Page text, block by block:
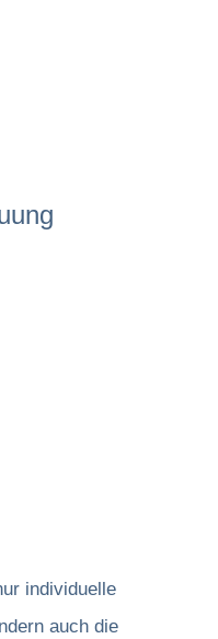
individuelle
auch die